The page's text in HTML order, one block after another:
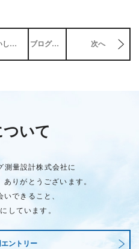
＜ 【2020年】今年もよろしくお願いします。 ブログ一覧 次へ
いて
測量設計株式会社に
りがとうございます。
できること、
しています。
ントリー